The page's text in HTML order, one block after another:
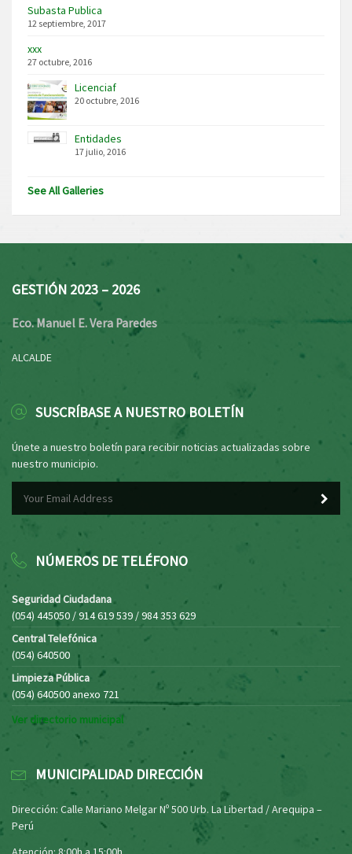
Subasta Publica
12 septiembre, 2017
xxx
27 octubre, 2016
Licenciaf
20 octubre, 2016
Entidades
17 julio, 2016
See All Galleries
GESTIÓN 2023 – 2026
Eco. Manuel E. Vera Paredes
ALCALDE
SUSCRÍBASE A NUESTRO BOLETÍN
Únete a nuestro boletín para recibir noticias actualizadas sobre
nuestro municipio.
NÚMEROS DE TELÉFONO
Seguridad Ciudadana
(054) 445050 / 914 619 539 / 984 353 629
Central Telefónica
(054) 640500
Limpieza Pública
(054) 640500 anexo 721
Ver directorio municipal
MUNICIPALIDAD DIRECCIÓN
Dirección: Calle Mariano Melgar Nº 500 Urb. La Libertad / Arequipa –
Perú